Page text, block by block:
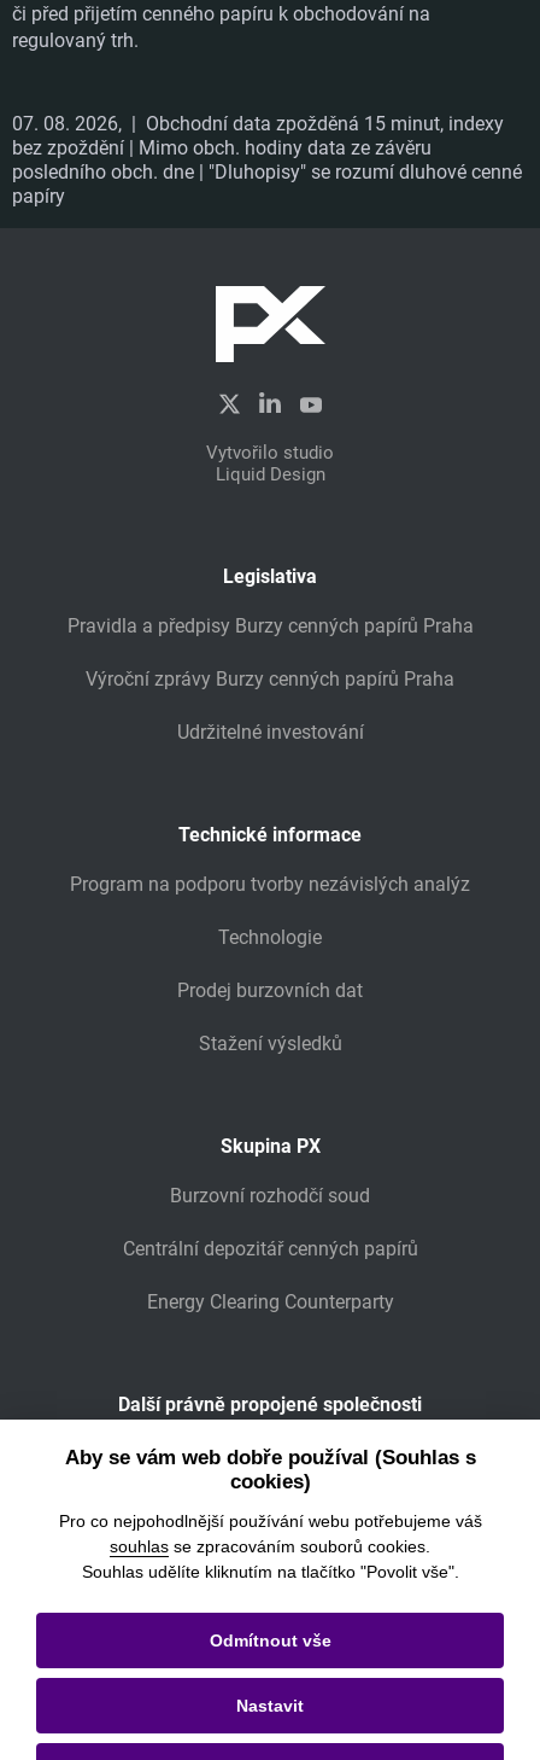
či před přijetím cenného papíru k obchodování na
regulovaný trh.
07. 08. 2026, | Obchodní data zpožděná 15 minut, indexy
bez zpoždění | Mimo obch. hodiny data ze závěru
posledního obch. dne | "Dluhopisy" se rozumí dluhové cenné
papíry
Vytvořilo studio
Liquid Design
Legislativa
Pravidla a předpisy Burzy cenných papírů Praha
Výroční zprávy Burzy cenných papírů Praha
Udržitelné investování
Technické informace
Program na podporu tvorby nezávislých analýz
Technologie
Prodej burzovních dat
Stažení výsledků
Skupina PX
Burzovní rozhodčí soud
Centrální depozitář cenných papírů
Energy Clearing Counterparty
Další právně propojené společnosti
Wiener Börse
Právní informace
Nastavení cookies
Ochrana osobních údajů a cookies
Aby se vám web dobře používal (Souhlas s
cookies)
Pro co nejpohodlnější používání webu potřebujeme váš
souhlas se zpracováním souborů cookies.
Souhlas udělíte kliknutím na tlačítko "Povolit vše".
Nastavit
Odmítnout vše